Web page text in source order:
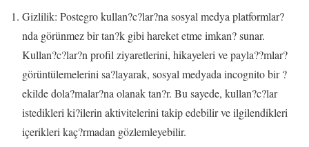
Gizlilik: Postegro kullan?c?lar?na sosyal medya platformlar?
nda görünmez bir tan?k gibi hareket etme imkan? sunar.
Kullan?c?lar?n profil ziyaretlerini, hikayeleri ve payla??mlar?
görüntülemelerini sa?layarak, sosyal medyada incognito bir ?
ekilde dola?malar?na olanak tan?r. Bu sayede, kullan?c?lar
istedikleri ki?ilerin aktivitelerini takip edebilir ve ilgilendikleri
içerikleri kaç?rmadan gözlemleyebilir.